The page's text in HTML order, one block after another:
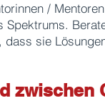
/
sie